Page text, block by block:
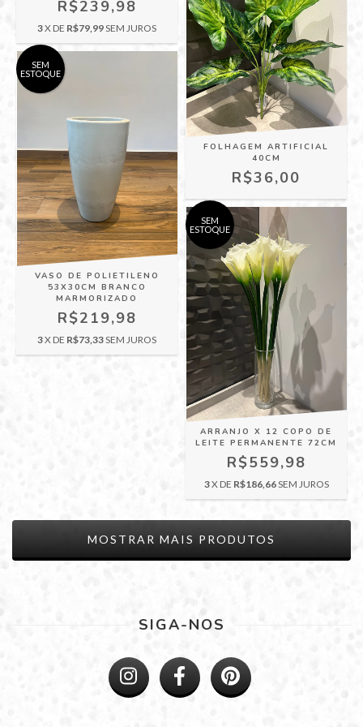
R$239,98
3X DE R$79,99SEM JUROS
FOLHAGEM ARTIFICIAL
40CM
R$36,00
SEM
ESTOQUE
VASO DE POLIETILENO
53X30CM BRANCO
MARMORIZADO
R$219,98
3X DE R$73,33SEM JUROS
SEM
ESTOQUE
ARRANJO X 12 COPO DE
LEITE PERMANENTE 72CM
R$559,98
3X DE R$186,66SEM JUROS
MOSTRAR MAIS PRODUTOS
SIGA-NOS